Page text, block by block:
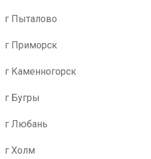
г Пыталово
г Приморск
г Каменногорск
г Бугры
г Любань
г Холм